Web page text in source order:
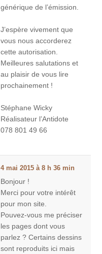
générique de l’émission.
J’espère vivement que
vous nous accorderez
cette autorisation.
Meilleures salutations et
au plaisir de vous lire
prochainement !
Stéphane Wicky
Réalisateur l’Antidote
078 801 49 66
4 mai 2015 à 8 h 36 min
Bonjour !
Merci pour votre intérêt
pour mon site.
Pouvez-vous me préciser
les pages dont vous
parlez ? Certains dessins
sont reproduits ici mais